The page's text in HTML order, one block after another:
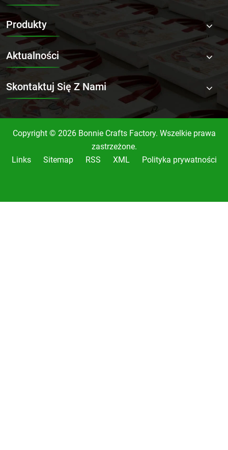
Produkty
Aktualności
Skontaktuj Się Z Nami
Copyright © 2026 Bonnie Crafts Factory. Wszelkie prawa
zastrzeżone.
Links
Sitemap RSS XML Polityka prywatności